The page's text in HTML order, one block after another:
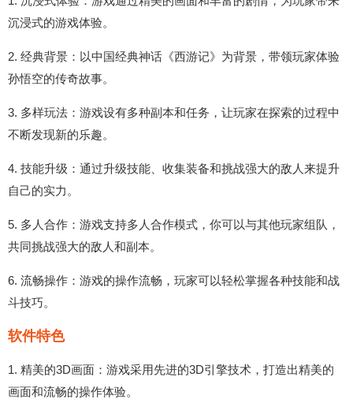
沉浸式的游戏体验。
2. 经典背景：以中国经典神话《西游记》为背景，带领玩家体验
孙悟空的传奇故事。
3. 多样玩法：游戏设有多种副本和任务，让玩家在探索的过程中
不断发现新的乐趣。
4. 技能升级：通过升级技能、收集装备和挑战强大的敌人来提升
自己的实力。
5. 多人合作：游戏支持多人合作模式，你可以与其他玩家组队，
共同挑战强大的敌人和副本。
6. 流畅操作：游戏的操作流畅，玩家可以轻松掌握各种技能和战
斗技巧。
软件特色
1. 精美的3D画面：游戏采用先进的3D引擎技术，打造出精美的
画面和流畅的操作体验。